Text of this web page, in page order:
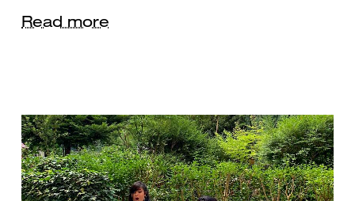
Read more